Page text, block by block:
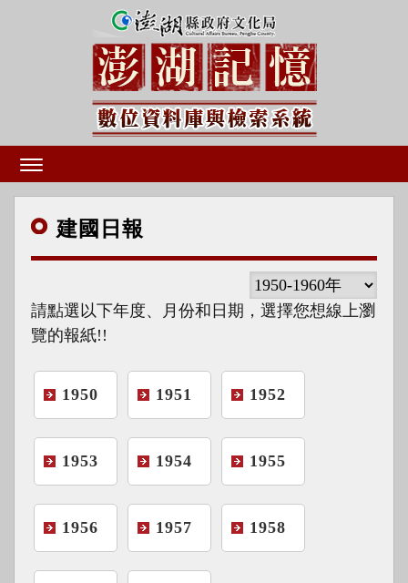
建國 日報
請點選以下年度、月份和日期，選擇您想線上瀏
覽的報紙!!
1950 1951 1952
1953 1954 1955
1956 1957 1958